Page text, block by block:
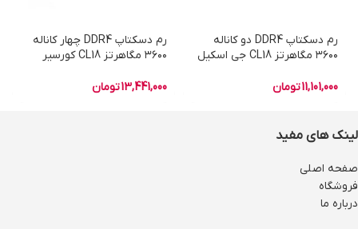
رم دسکتاپ DDR4 دو کاناله
۳۶۰۰ مگاهرتز CL18 جی اسکیل
۶۴ گیگابایت
11,101,000تومان
رم دسکتاپ DDR4 چهار کاناله
۳۶۰۰ مگاهرتز CL18 کورسیر
ظرفیت ۶۴ گیگابایت
13,441,000تومان
لینک های مفید
صفحه اصلی
فروشگاه
درباره ما